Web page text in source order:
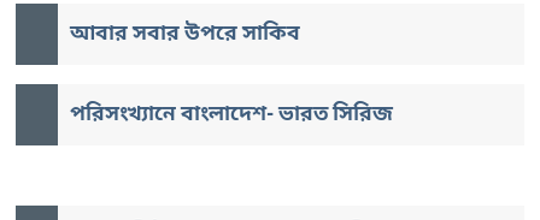
আবার সবার উপরে সাকিব
পরিসংখ্যানে বাংলাদেশ- ভারত সিরিজ